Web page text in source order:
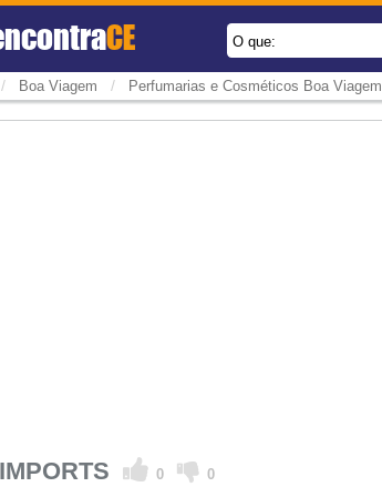
CE O que:
/ Boa Viagem / Perfumarias e Cosméticos Boa Viagem
0 0